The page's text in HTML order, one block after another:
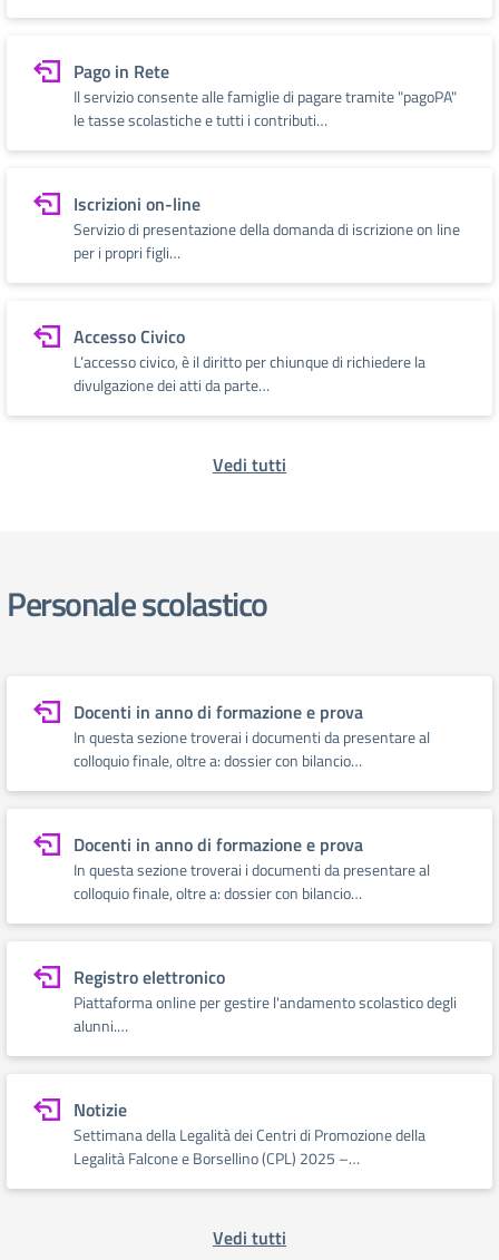
Pago in Rete
Il servizio consente alle famiglie di pagare tramite "pagoPA"
le tasse scolastiche e tutti i contributi…
Iscrizioni on-line
Servizio di presentazione della domanda di iscrizione on line
per i propri figli…
Accesso Civico
L’accesso civico, è il diritto per chiunque di richiedere la
divulgazione dei atti da parte…
Vedi tutti
Personale scolastico
Docenti in anno di formazione e prova
In questa sezione troverai i documenti da presentare al
colloquio finale, oltre a: dossier con bilancio…
Docenti in anno di formazione e prova
In questa sezione troverai i documenti da presentare al
colloquio finale, oltre a: dossier con bilancio…
Registro elettronico
Piattaforma online per gestire l'andamento scolastico degli
alunni.…
Notizie
Settimana della Legalità dei Centri di Promozione della
Legalità Falcone e Borsellino (CPL) 2025 –…
Vedi tutti